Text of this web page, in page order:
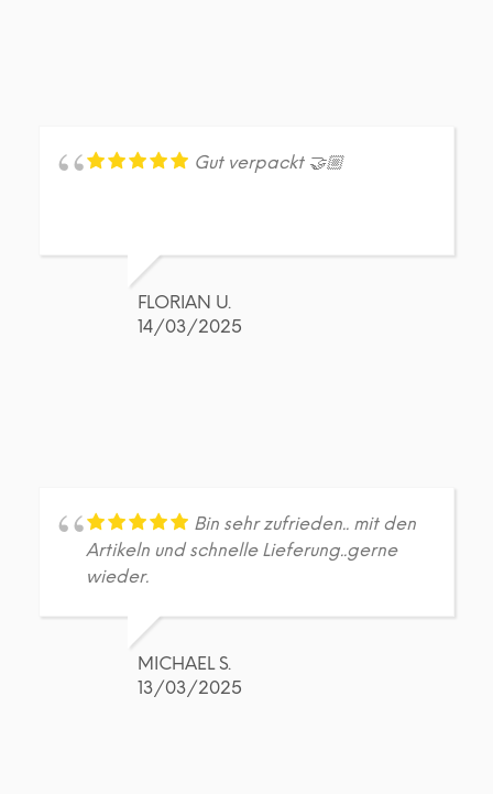
Gut verpackt 🤝🏼
FLORIAN U.
14/03/2025
Bin sehr zufrieden.. mit den
Artikeln und schnelle Lieferung..gerne
wieder.
MICHAEL S.
13/03/2025